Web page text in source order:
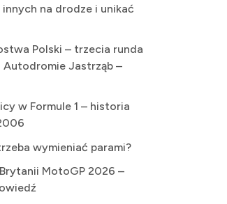
na drodze i unikać
Polski – trzecia runda
Autodromie Jastrząb –
w Formule 1 – historia
wymieniać parami?
MotoGP 2026 –